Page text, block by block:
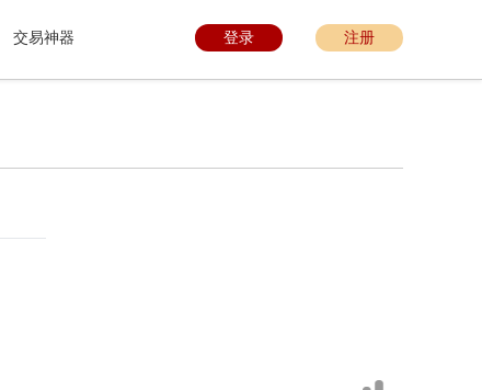
交易神器 登录 注册